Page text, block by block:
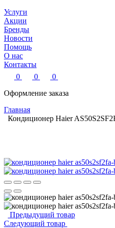
Услуги
Акции
Бренды
Новости
Помощь
О нас
Контакты
0
0
0
Оформление заказа
Главная
Кондиционер Haier
Предыдущий товар
Следующий товар